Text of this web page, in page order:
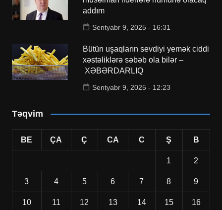
addım
Sentyabr 9, 2025 - 16:31
Bütün uşaqların sevdiyi yemək ciddi
xəstəliklərə səbəb ola bilər –
XƏBƏRDARLIQ
Sentyabr 9, 2025 - 12:23
Təqvim
BE ÇA Ç CA C Ş B
1 2
3 4 5 6 7 8 9
10 11 12 13 14 15 16